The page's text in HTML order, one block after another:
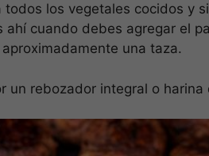
los vegetales cocidos y
ahí cuando debes agregar el
una taza.
un rebozador integral o